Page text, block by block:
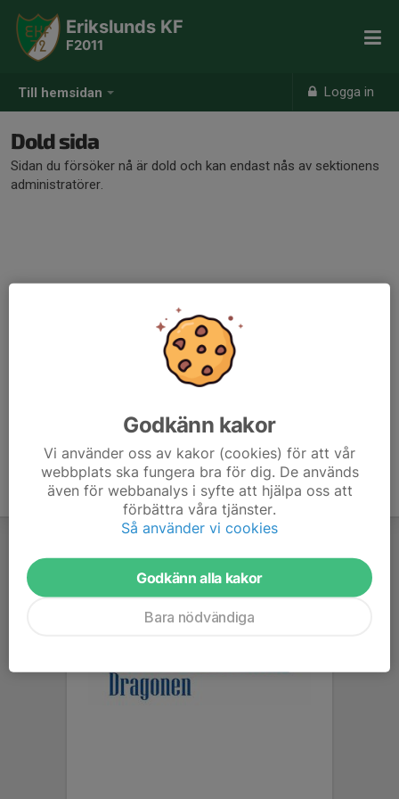
Till hemsidan Logga in
Erikslunds KF
F2011
Dold sida
Sidan du försöker nå är dold och kan endast nås av sektionens
administratörer.
Godkänn kakor
Vi använder oss av kakor (cookies) för att vår
webbplats ska fungera bra för dig. De används
även för webbanalys i syfte att hjälpa oss att
förbättra våra tjänster.
Så använder vi cookies
Godkänn alla kakor
Bara nödvändiga